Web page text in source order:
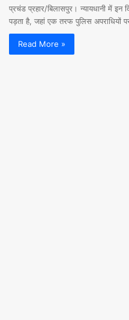
प्रचंड प्रहार/बिलासपुर। न्यायधानी में इन
पड़ता है, जहां एक तरफ पुलिस अपराधियों
Read More »